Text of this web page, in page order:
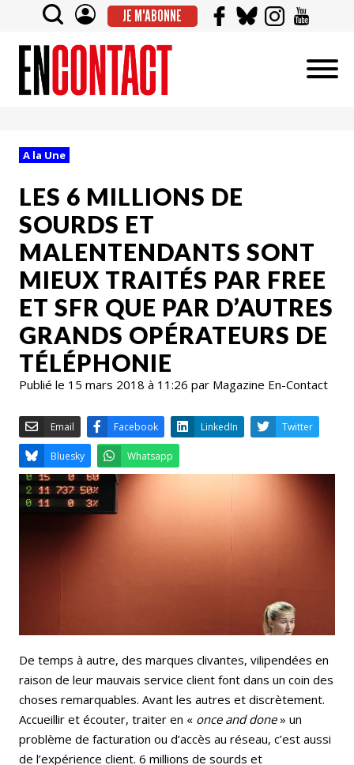
JE M'ABONNE
A la Une
LES 6 MILLIONS DE
SOURDS ET
MALENTENDANTS SONT
MIEUX TRAITÉS PAR FREE
ET SFR QUE PAR D’AUTRES
GRANDS OPÉRATEURS DE
TÉLÉPHONIE
Publié le 15 mars 2018 à 11:26 par Magazine En-Contact
Email
De temps à autre, des marques clivantes, vilipendées en
raison de leur mauvais service client font dans un coin des
choses remarquables. Avant les autres et discrètement.
Accueillir et écouter, traiter en « once and done» un
problème de facturation ou d’accès au réseau, c’est aussi
de l’expérience client. 6 millions de sourds et